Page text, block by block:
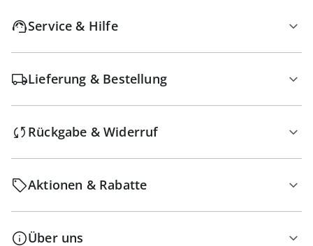
Service & Hilfe
Lieferung & Bestellung
Rückgabe & Widerruf
Aktionen & Rabatte
Über uns